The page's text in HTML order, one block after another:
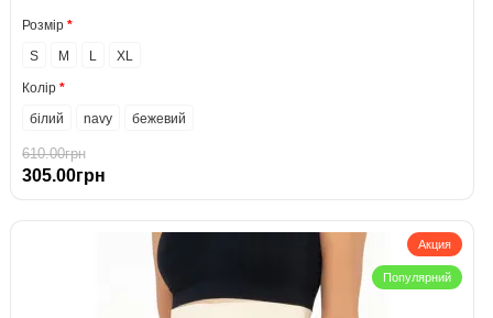
Розмір
S
M L XL
Колір
білий
navy бежевий
610.00грн
305.00грн
Акция
Популярний